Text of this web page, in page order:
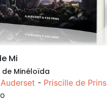
Mi
Minéloïda
- Priscille de Prins